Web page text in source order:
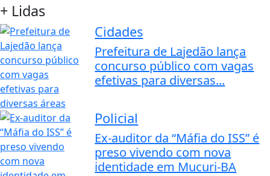
+ Lidas
Cidades
Prefeitura de Lajedão lança
concurso público com vagas
efetivas para diversas...
Policial
Ex-auditor da “Máfia do ISS” é
preso vivendo com nova
identidade em Mucuri-BA